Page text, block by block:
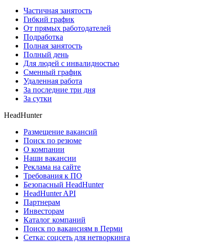
Частичная занятость
Гибкий график
От прямых работодателей
Подработка
Полная занятость
Полный день
Для людей с инвалидностью
Сменный график
Удаленная работа
За последние три дня
За сутки
HeadHunter
Размещение вакансий
Поиск по резюме
О компании
Наши вакансии
Реклама на сайте
Требования к ПО
Безопасный HeadHunter
HeadHunter API
Партнерам
Инвесторам
Каталог компаний
Поиск по вакансиям в Перми
Сетка: соцсеть для нетворкинга